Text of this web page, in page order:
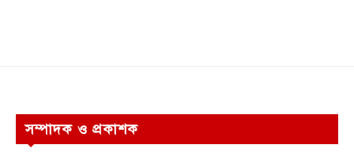
সম্পাদক ও প্রকাশক